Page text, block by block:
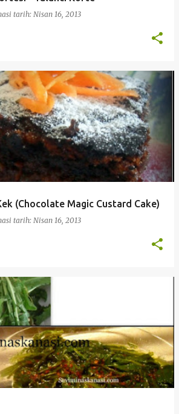
tarih: Nisan 16, 2013
(Chocolate Magic Custard Cake)
tarih: Nisan 16, 2013